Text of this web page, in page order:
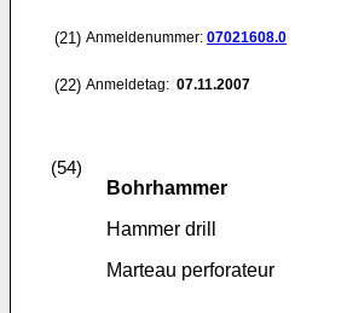
(21) Anmeldenummer: 07021608.0
(22) Anmeldetag: 07.11.2007
(54)
Bohrhammer
Hammer drill
Marteau perforateur